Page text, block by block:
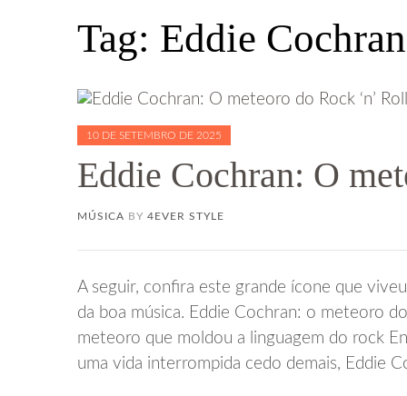
Tag: Eddie Cochran
10 DE SETEMBRO DE 2025
Eddie Cochran: O
MÚSICA BY 4EVER STYLE
A seguir, confira este grande ícone que
da boa música. Eddie Cochran: o meteoro
meteoro que moldou a linguagem do rock
uma vida interrompida cedo demais, Eddie